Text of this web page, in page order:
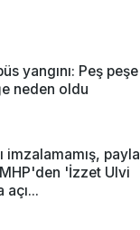
yangını: Peş peşe
neden oldu
'İzzet Ulvi
açı...